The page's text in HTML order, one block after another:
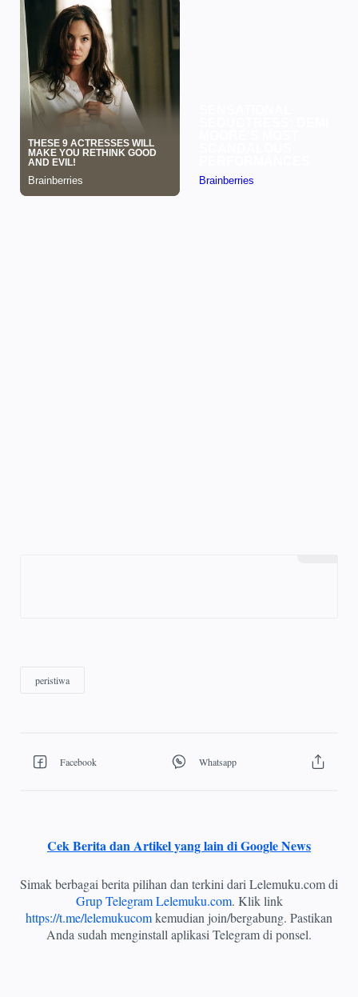
Cek Berita dan Artikel yang lain di Google News
Simak berbagai berita pilihan dan terkini dari Lelemuku.com di
Grup Telegram Lelemuku.com. Klik link
https://t.me/lelemukucomkemudian join/bergabung. Pastikan
Anda sudah menginstall aplikasi Telegram di ponsel.